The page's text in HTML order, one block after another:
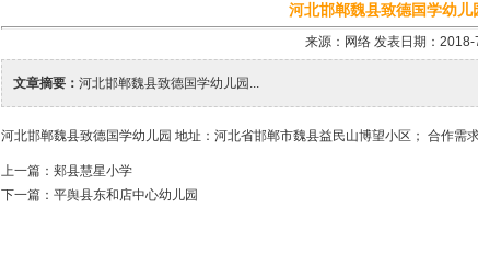
河北邯郸魏县致德国学幼儿
来源：网络 发表日期：
文章摘要： 河北邯郸魏县致德国学幼儿园...
河北邯郸魏县致德国学幼儿园 地址：河北省邯郸市魏县益民山博望小区； 合作需
上一篇： 郏县慧星小学
下一篇： 平舆县东和店中心幼儿园